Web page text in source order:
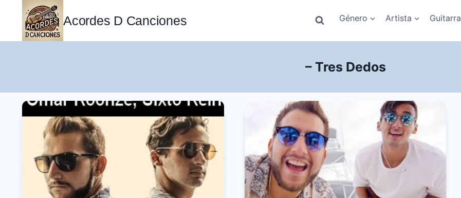
contenido
Acordes D Canciones Género Artista Guitarra
– Tres Dedos